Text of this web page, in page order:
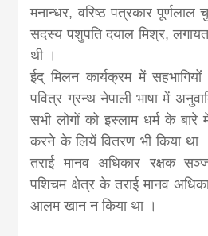
मनान्धर, वरिष्ठ पत्रकार
सदस्य पशुपति दयाल मिश्र, लगायत
थी ।
ईद् मिलन कार्यक्रम में
पवित्र ग्रन्थ नेपाली भाषा में
सभी लोगों को इस्लाम धर्म के
करने के लियें वितरण भी किया था
तराई मानव अधिकार रक्षक
पशिचम क्षेत्र के तराई मानव
आलम खान न किया था ।